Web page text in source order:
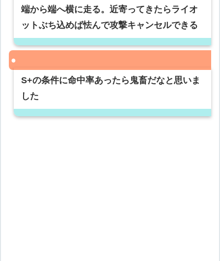
端から端へ横に走る。近寄ってきたらライオ
ットぶち込めば怯んで攻撃キャンセルできる
S+の条件に命中率あったら鬼畜だなと思いま
した